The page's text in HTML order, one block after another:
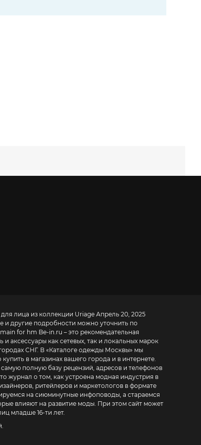
лица из коллекции Uriage Апрель 20, 2025
и другие подробности можно уточнить по
for hm Be-in.ru – это рекомендательная
аксессуары как сетевых, так и локальных марок
СНГ. В «Каталоге одежды Москвы» мы
в магазинах вашего города и в интернете.
самую полную базу рецензий, адресов и телефонов
на сиюминутные инфоповоды, а стараемся
влияют на развитие моды. При этом сайт может
младше 16-ти лет.